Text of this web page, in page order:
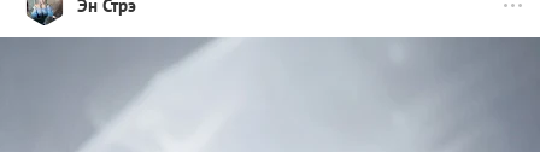
Эн Стрэ